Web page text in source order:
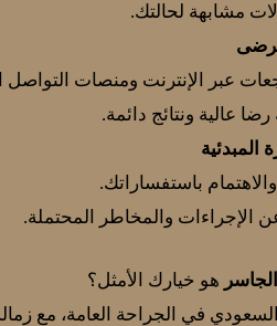
مشابهة لحالتك.
عبر الإنترنت ومنصات التواصل
عالية ونتائج دائمة.
المبدئية
باستفساراتك.
الإجراءات والمخاطر المحتملة.
هو خيارك الأمثل؟
في الجراحة العامة، مع